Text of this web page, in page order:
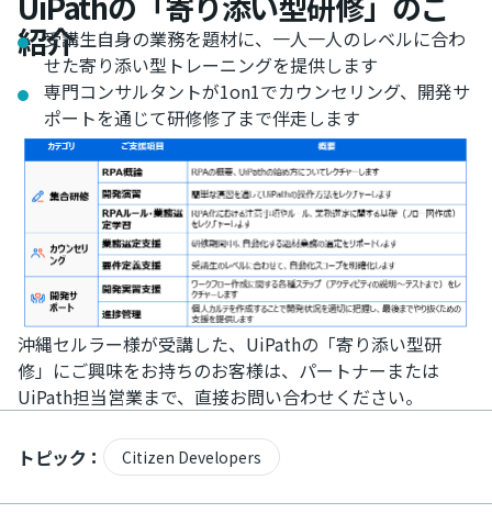
紹介受講生自身の業務を題材に、一人一人のレベルに合わ
せた寄り添い型トレーニングを提供します
専門コンサルタントが1on1でカウンセリング、開発サ
ポートを通じて研修修了まで伴走します
沖縄セルラー様が受講した、UiPathの「寄り添い型研
修」にご興味をお持ちのお客様は、パートナーまたは
UiPath担当営業まで、直接お問い合わせください。
トピック： Citizen Developers